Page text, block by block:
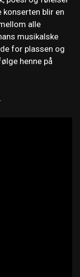
konserten blir en
alle
musikalske
for plassen og
henne på
.